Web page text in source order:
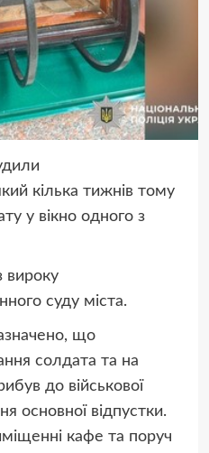
кілька тижнів тому
у вікно одного з
вироку
суду міста.
що
солдата та на
до військової
основної відпустки.
кафе та поруч